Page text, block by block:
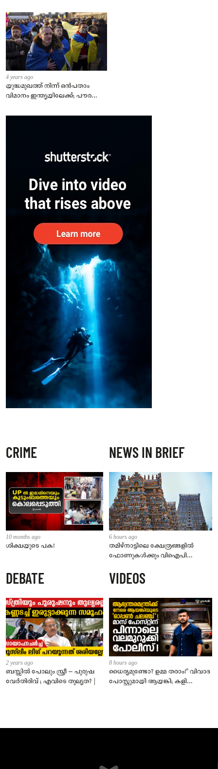
4 years ago
യുദ്ധമുഖത്ത് നിന്ന് ഒൻപതാം
വിമാനം ഇന്ത്യയിലേക്ക്; പൗരന്മാർ
– കേന്ദ്രം
CRIME
10 months ago
ശിക്ഷയുടെ പക!
NEWS IN BRIEF
6 hours ago
തമിഴ്‌നാട്ടിലെ ക്ഷേത്രങ്ങളിൽ
ഫോണുകൾക്കും വിഐപി
സെപ്റ്റംബർ 1 മുതൽ നിലവിൽ
വരും
DEBATE
2 years ago
ബസ്സിൽ പോലും സ്ത്രീ – പുരുഷ
വേർതിരിവ് ; എവിടെ തുല്യത? |
VIDEOS
8 hours ago
ധൈര്യമുണ്ടോ? ഉമ്മ തരാം!” വിവാദ
പോസ്റ്റുമായി ആയങ്കി; കളി